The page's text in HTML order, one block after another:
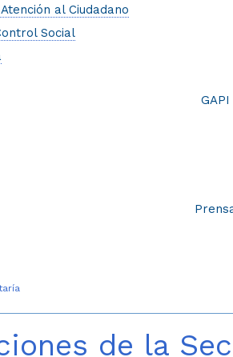
al Ciudadano
Social
GAPI
de la